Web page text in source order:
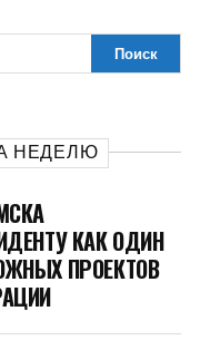
НЕДЕЛЮ
КАК ОДИН
ПРОЕКТОВ